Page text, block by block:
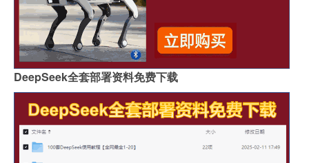
DeepSeek全套部署资料免费下载